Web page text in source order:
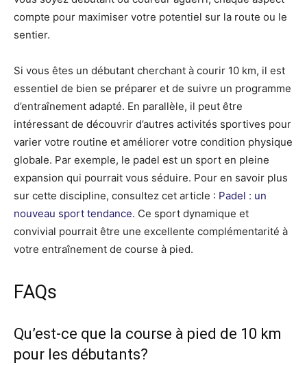
compte pour maximiser votre potentiel sur la route ou le
sentier.
Si vous êtes un débutant cherchant à courir 10 km, il est
essentiel de bien se préparer et de suivre un programme
d’entraînement adapté. En parallèle, il peut être
intéressant de découvrir d’autres activités sportives pour
varier votre routine et améliorer votre condition physique
globale. Par exemple, le padel est un sport en pleine
expansion qui pourrait vous séduire. Pour en savoir plus
sur cette discipline, consultez cet article : Padel : un
nouveau sport tendance. Ce sport dynamique et
convivial pourrait être une excellente complémentarité à
votre entraînement de course à pied.
FAQs
Qu’est-ce que la course à pied de 10 km
pour les débutants?